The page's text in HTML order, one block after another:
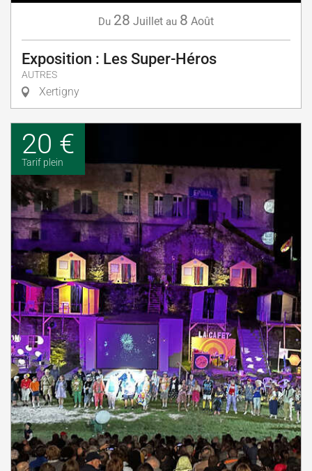
Du 28 Juillet au 8 Août
Exposition : Les Super-Héros
AUTRES
Xertigny
20 €
Tarif plein